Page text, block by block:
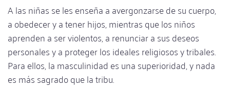
A las niñas se les enseña a avergonzarse de su cuerpo,
a obedecer y a tener hijos, mientras que los niños
aprenden a ser violentos, a renunciar a sus deseos
personales y a proteger los ideales religiosos y tribales.
Para ellos, la masculinidad es una superioridad, y nada
es más sagrado que la tribu.